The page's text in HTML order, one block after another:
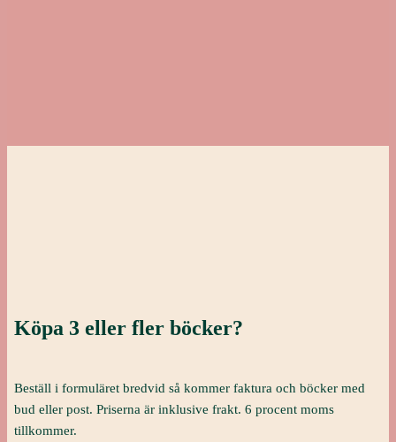
Köpa 3 eller fler böcker?
Beställ i formuläret bredvid så kommer faktura och böcker med
bud eller post. Priserna är inklusive frakt. 6 procent moms
tillkommer.